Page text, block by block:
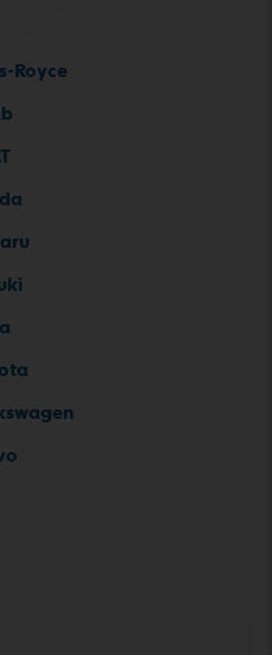
Royce